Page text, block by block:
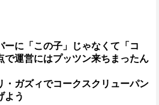
ーに「この子」じゃなくて「コ
で運営にはプッツン来ちまったん
・ガズィでコークスクリューパン
よう